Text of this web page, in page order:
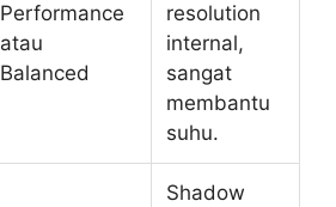
Performance
atau
Balanced
resolution
internal,
sangat
membantu
suhu.
Shadow